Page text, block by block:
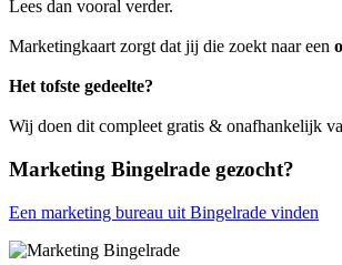
Lees dan vooral verder.
Marketingkaart zorgt dat jij die zoekt naar een
Het tofste gedeelte?
Wij doen dit compleet gratis & onafhankelijk
Marketing Bingelrade gezocht?
Een marketing bureau uit Bingelrade vinden